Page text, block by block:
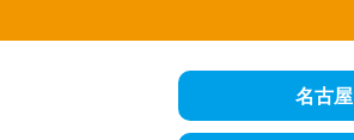
名古屋